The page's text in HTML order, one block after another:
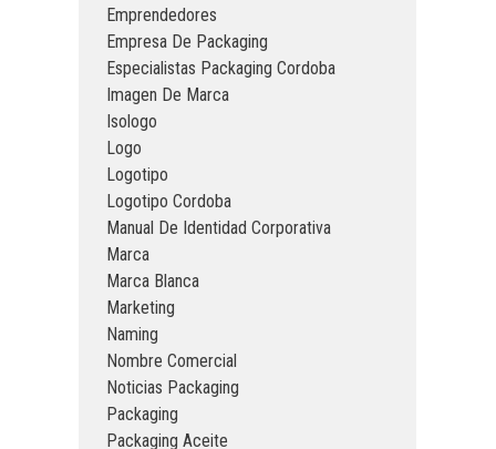
Emprendedores
Empresa De Packaging
Especialistas Packaging Cordoba
Imagen De Marca
Isologo
Logo
Logotipo
Logotipo Cordoba
Manual De Identidad Corporativa
Marca
Marca Blanca
Marketing
Naming
Nombre Comercial
Noticias Packaging
Packaging
Packaging Aceite